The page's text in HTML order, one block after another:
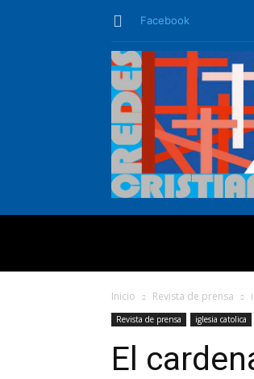
Facebook
Inicio Revista de prensa
Revista de prensa iglesia catolica
El